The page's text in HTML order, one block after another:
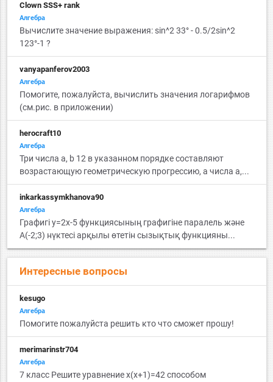
Clown SSS+ rank
Алгебра
Вычислите значение выражения: sin^2 33° - 0.5/2sin^2
123°-1 ?
vanyapanferov2003
Алгебра
Помогите, пожалуйста, вычислить значения логарифмов
(см.рис. в приложении)
herocraft10
Алгебра
Три числа a, b 12 в указанном порядке составляют
возрастающую геометрическую прогрессию, a числа a,...
inkarkassymkhanova90
Алгебра
Графигі y=2x-5 функциясының графигіне паралель және
A(-2;3) нүктесі арқылы өтетін сызықтық функцияны...
Интересные вопросы
kesugo
Алгебра
Помогите пожалуйста решить кто что сможет прошу!
merimarinstr704
Алгебра
7 класс Решите уравнение x(x+1)=42 способом